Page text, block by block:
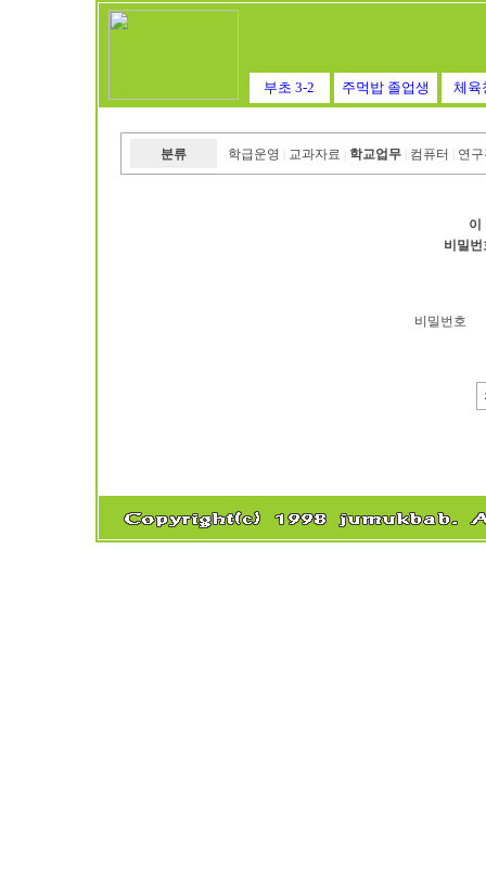
부초 3-2 주먹밥 졸업생 체육
분류 학급운영 교과자료 학교업무 컴퓨터 연
이
비밀
비밀번호